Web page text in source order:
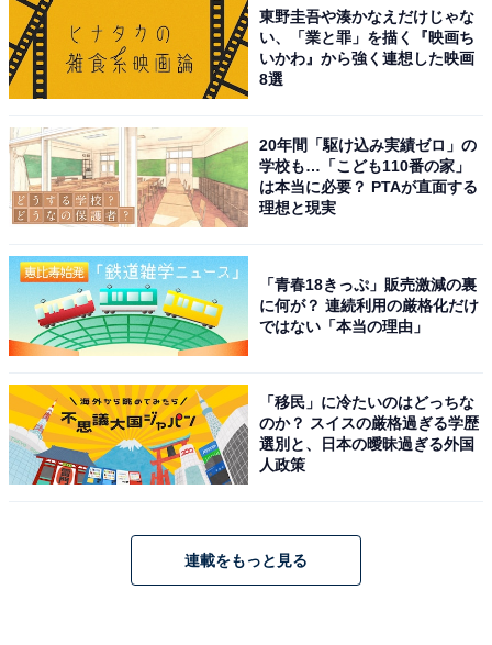
長崎ちゃんぽんスープ濃縮タイプ、リンガーハット工場名物かりんとう
毎年福袋に入っている人気の2品。「長崎ちゃんぽんス
くもよし、野菜などを入れてスープとしていただくのも
おいしいです。
トのぎょうざの皮を使用したかりんとうです。工場直売
所でも大人気の商品となっています。
お食事割引券・鶯ボール
東野圭吾や湊かなえだけじゃな
い、「業と罪」を描く『映画ち
いかわ』から強く連想した映画
8選
20年間「駆け込み実績ゼロ」の
学校も…「こども110番の家」
は本当に必要？ PTAが直面する
理想と現実
「青春18きっぷ」販売激減の裏
に何が？ 連続利用の厳格化だけ
ではない「本当の理由」
「移民」に冷たいのはどっちな
のか？ スイスの厳格過ぎる学歴
選別と、日本の曖昧過ぎる外国
人政策
連載をもっと見る